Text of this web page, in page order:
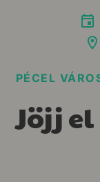
PÉCEL
Jöjj